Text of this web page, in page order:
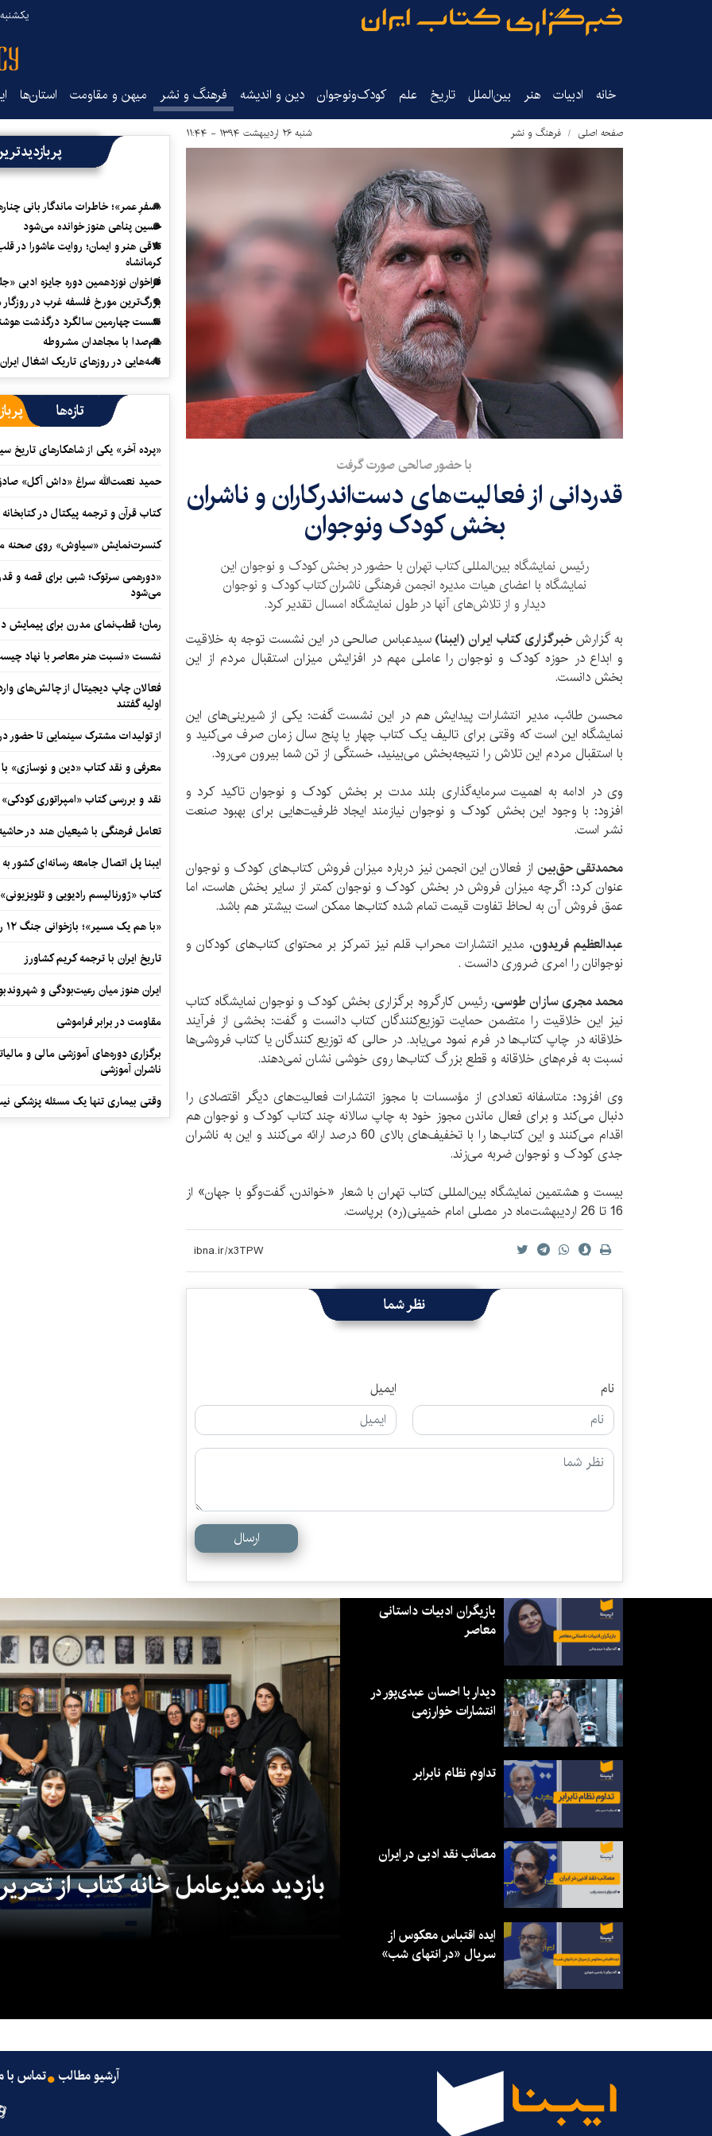
یکشنبه ۱۸ مرداد
خانه ادبیات هنر بین‌الملل تاریخ‌ علم کودک‌ونوجوان دین و اندیشه فرهنگ و نشر میهن و مقاومت استان‌ها
صفحه اصلی فرهنگ و نشر شنبه ۲۶ اردیبهشت ۱۳۹۴ - ۱۱:۴۴
با حضور صالحی صورت گرفت
قدردانی از فعالیت‌های دست‌اندرکاران و ناشران
بخش کودک ونوجوان
رئیس نمایشگاه بین‌المللی کتاب تهران با حضور در بخش کودک و نوجوان این
نمایشگاه با اعضای هیات مدیره انجمن فرهنگی ناشران کتاب کودک و نوجوان
دیدار و از تلاش‌های آنها در طول نمایشگاه امسال تقدیر کرد.
به گزارشخبرگزاری کتاب ایران (ایبنا)سیدعباس صالحی در این نشست توجه به خلاقیت
و ابداع در حوزه کودک و نوجوان را عاملی مهم در افزایش میزان استقبال مردم از این
بخش دانست.
محسن طائب، مدیر انتشارات پیدایش هم در این نشست گفت: یکی از شیرینی‌های این
نمایشگاه این است که وقتی برای تالیف یک کتاب چهار یا پنج سال زمان صرف می‌کنید و
با استقبال مردم این تلاش را نتیجه‌بخش می‌بینید، خستگی از تن شما بیرون می‌رود.
وی در ادامه به اهمیت سرمایه‌گذاری بلند مدت بر بخش کودک و نوجوان تاکید کرد و
افزود: با وجود این بخش کودک و نوجوان نیازمند ایجاد ظرفیت‌هایی برای بهبود صنعت
نشر است.
محمدتقی حق‌بین از فعالان این انجمن نیز درباره میزان فروش کتاب‌های کودک و نوجوان
عنوان کرد: اگرچه میزان فروش در بخش کودک و نوجوان کمتر از سایر بخش هاست، اما
عمق فروش آن به لحاظ تفاوت قیمت تمام شده کتاب‌ها ممکن است بیشتر هم باشد.
عبدالعظیم فریدون، مدیر انتشارات محراب قلم نیز تمرکز بر محتوای کتاب‌های کودکان و
نوجوانان را امری ضروری دانست .
محمد مجری سازان طوسی، رئیس کارگروه برگزاری بخش کودک و نوجوان نمایشگاه کتاب
نیز این خلاقیت را متضمن حمایت توزیع‌کنندگان کتاب دانست و گفت: بخشی از فرآیند
خلاقانه در چاپ کتاب‌ها در فرم نمود می‌یابد. در حالی که توزیع کنندگان یا کتاب فروشی‌ها
نسبت به فرم‌های خلاقانه و قطع بزرگ کتاب‌ها روی خوشی نشان نمی‌دهند.
وی افزود: متاسفانه تعدادی از مؤسسات با مجوز انتشارات فعالیت‌های دیگر اقتصادی را
دنبال می‌کند و برای فعال ماندن مجوز خود به چاپ سالانه چند کتاب کودک و نوجوان هم
اقدام می‌کنند و این کتاب‌ها را با تخفیف‌های بالای 60 درصد ارائه می‌کنند و این به ناشران
جدی کودک و نوجوان ضربه می‌زند.
بیست و هشتمین نمایشگاه بین‌المللی کتاب تهران با شعار «خواندن، گفت‌وگو با جهان» از
16 تا 26 اردیبهشت‌ماه در مصلی امام خمینی(ره) برپاست.
نظر شما
نام ایمیل
ارسال
«سفرِ عمر»؛ خاطرات ماندگار بانی
حسین پناهی هنوز خوانده می‌شود
تلاقی هنر و ایمان؛ روایت عاشورا در
کرمانشاه
فراخوان نوزدهمین دوره جایزه ادبی
بزرگ‌ترین مورخ فلسفه غرب در روزگار
نشست چهارمین سالگرد درگذشت
هم‌صدا با مجاهدان مشروطه
نامه‌هایی در روزهای تاریک اشغال ایران
تازه‌ها
«پرده آخر» یکی از شاهکارهای تاریخ
حمید نعمت‌‏الله سراغ «داش آکل»
کتاب قرآن و ترجمه پیکتال در
کنسرت‌نمایش «سیاوش» روی صحنه
«دورهمی سرتوک؛ شبی برای قصه و
می‌شود
رمان؛ قطب‌نمای مدرن برای پیمایش
نشست «نسبت هنر معاصر با نهاد
فعالان چاپ دیجیتال از چالش‌های
اولیه گفتند
از تولیدات مشترک سینمایی تا حضور
معرفی و نقد کتاب «دین و نوسازی»
نقد و بررسی کتاب «امپراتوری کودکی»
تعامل فرهنگی با شیعیان هند در
ایبنا پل اتصال جامعه رسانه‌ای کشور
کتاب «ژورنالیسم رادیویی و تلویزیونی»
«با هم یک مسیر»؛ بازخوانی جنگ ۱۲ روزه در قاب یک رمان کوتاه
تاریخ ایران با ترجمه کریم کشاورز
ایران هنوز میان رعیت‌بودگی و
مقاومت در برابر فراموشی
برگزاری دوره‌های آموزشی مالی و
ناشران آموزشی
وقتی بیماری تنها یک مسئله پزشکی
بازدید مدیرعامل خانه کتاب از
بازیگران ادبیات داستانی
معاصر
دیدار با احسان عبدی‌پور در
انتشارات خوارزمی
تداوم نظام نابرابر
مصائب نقد ادبی در ایران
ایده اقتباس معکوس از
سریال «در انتهای شب»
آرشیو مطالب تماس با